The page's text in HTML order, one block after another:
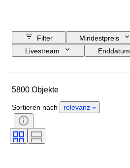
Filter
Mindestpreis
Livestream
Enddatum
Herkunftsland
Geschlecht
Zustand
Periode
Edelstein
Unterschrift
Exakte Farbe
5800 Objekte
Sortieren nach relevanz